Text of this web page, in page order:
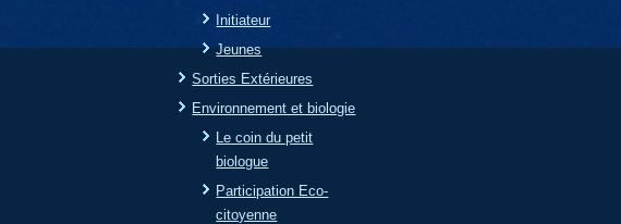
Initiateur
Jeunes
Sorties Extérieures
Environnement et biologie
Le coin du petit
biologue
Participation Eco-
citoyenne